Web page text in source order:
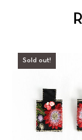
Sold out!